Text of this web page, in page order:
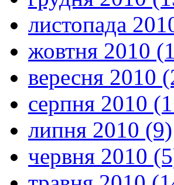
листопада
жовтня 2010
вересня 2010
серпня 2010
липня 2010 (9)
червня 2010